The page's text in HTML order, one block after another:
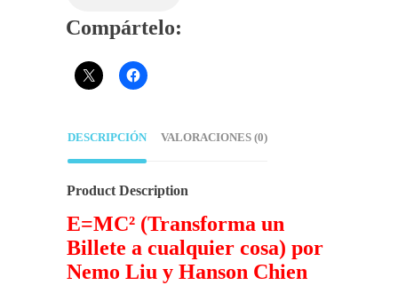
Compártelo:
DESCRIPCIÓN VALORACIONES (0)
Product Description
E=MC² (Transforma un
Billete a cualquier cosa) por
Nemo Liu y Hanson Chien